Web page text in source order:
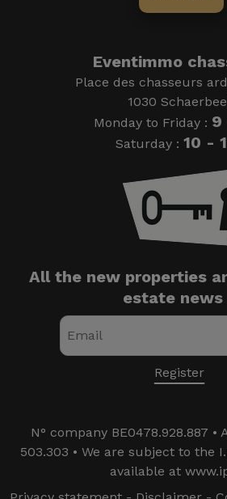
Eventimmo
Place des chasseurs
1030
Monday to Friday : 9
Saturday : 10 -
All the new properties
estate news
N° company BE0478.928.887 •
503.303 • We are subject to the
available at